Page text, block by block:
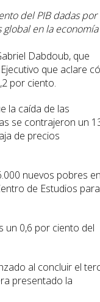
del PIB dadas por
en la economía
Dabdoub, que
que aclare
por ciento.
la caída de las
se contrajeron un
de precios
nuevos pobres
de Estudios
un 0,6 por ciento del
al concluir el
presentado la